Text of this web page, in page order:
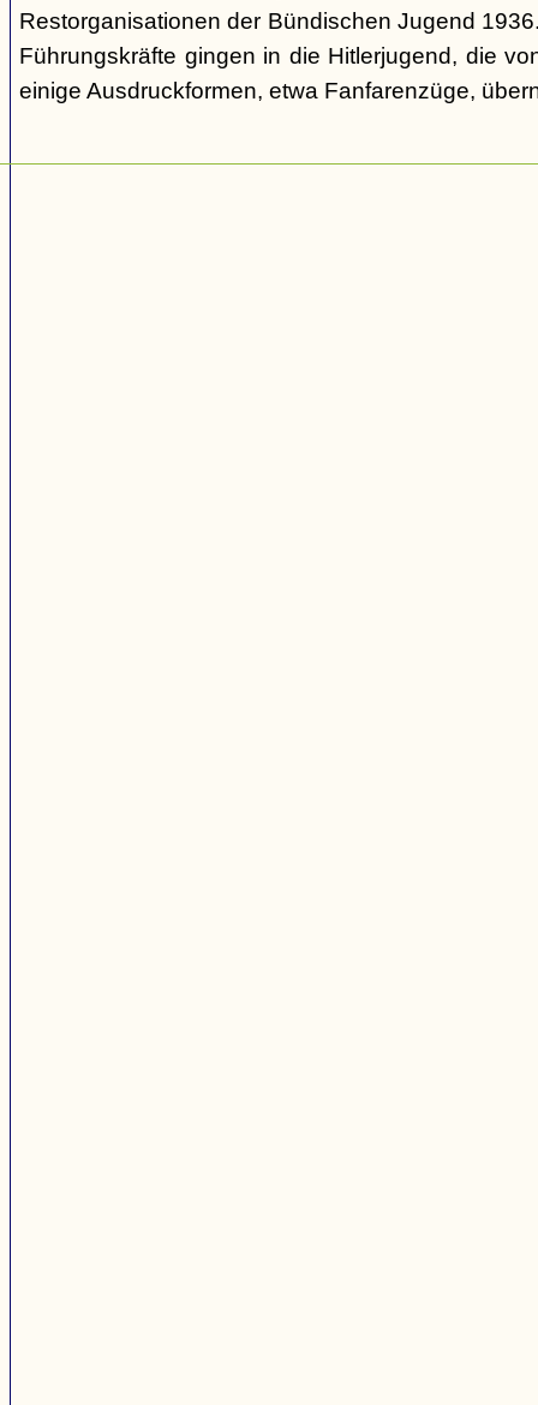
Restorganisationen der Bündischen Jugend
Führungskräfte gingen in die Hitlerjugend, die
einige Ausdruckformen, etwa Fanfarenzüge,